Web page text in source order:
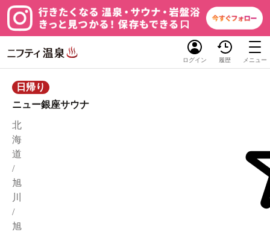
ログイン 履歴 メニュー
日帰り
ニュー銀座サウナ
北
海
道
/
旭
川
/
旭